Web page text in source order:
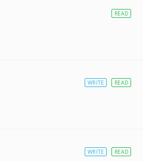
READ
WRITE READ
WRITE READ